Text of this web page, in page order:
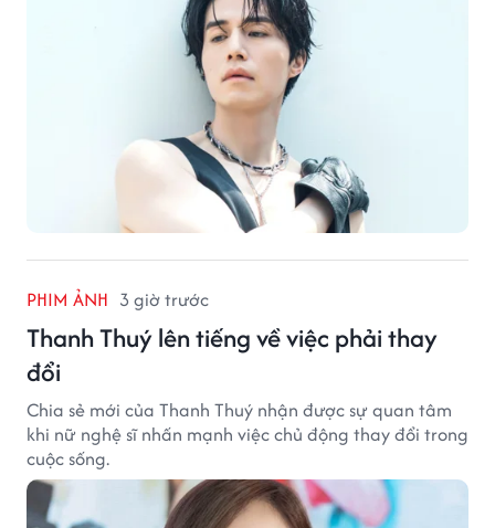
PHIM ẢNH 3 giờ trước
Thanh Thuý lên tiếng về việc phải thay
đổi
Chia sẻ mới của Thanh Thuý nhận được sự quan tâm
khi nữ nghệ sĩ nhấn mạnh việc chủ động thay đổi trong
cuộc sống.